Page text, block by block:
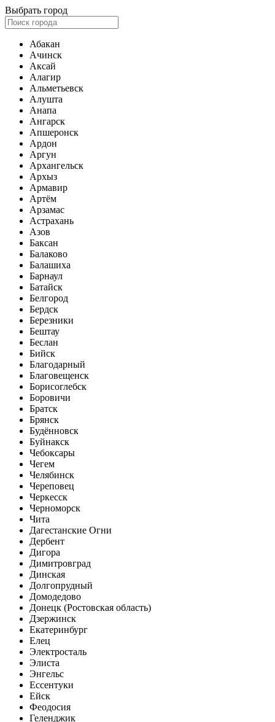
Выбрать город
Абакан
Ачинск
Аксай
Алагир
Альметьевск
Алушта
Анапа
Ангарск
Апшеронск
Ардон
Аргун
Архангельск
Архыз
Армавир
Артём
Арзамас
Астрахань
Азов
Баксан
Балаково
Балашиха
Барнаул
Батайск
Белгород
Бердск
Березники
Бештау
Беслан
Бийск
Благодарный
Благовещенск
Борисоглебск
Боровичи
Братск
Брянск
Будённовск
Буйнакск
Чебоксары
Чегем
Челябинск
Череповец
Черкесск
Черноморск
Чита
Дагестанские Огни
Дербент
Дигора
Димитровград
Динская
Долгопрудный
Домодедово
Донецк (Ростовская область)
Дзержинск
Екатеринбург
Елец
Электросталь
Элиста
Энгельс
Ессентуки
Ейск
Феодосия
Геленджик